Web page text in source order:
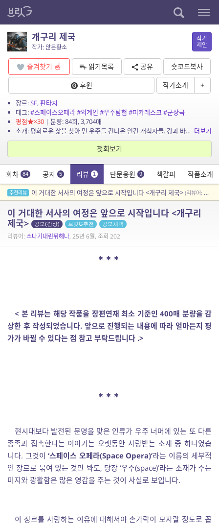
개구리 제국
작가: 앉은황소
작가
제안
즐겨찾기 읽기목록 공유
숏코드복사
후원
작가소개 +
장르:SF,판타지
태그:#스페이스오페라#외계인 #우주탐험 #피카레스크#군상극
평점
×30| 분량: 84회, 3,704매
소개: 평화로운 삶을 찾아 먼 우주를 건너온 인간 개척자들. 강과 바다를 삶의 터전으로 삼은 원시의 개구리 왕국. 증기와 철로 제국을 일으킨 또 다른 개구리 문명. 세 개의 운명이 아름다... 더보기
첫회보기
회차 84 공지 5 리뷰 1 단문응원 9 책갈피 작품소개
추천리뷰 이 거대한 서사의 여정은 앞으로 시작입니다 <개구리 제국> (리뷰어: 소나기내린뒤해나)
이 거대한 서사의 여정은 앞으로 시작입니다 <개구리
제국>
공모(감상) 브릿G추천 공모채택
리뷰어: 소나기내린뒤해나, 25년 6월, 조회 202
< 본 리뷰는 해당 작품을 장편연재 최소 기준인 400매 분량을 감
상한 후 작성되었습니다. 앞으로 진행되는 내용에 따라 얼마든지 평
가가 바뀔 수 있다는 점 참고 부탁드립니다 .>
현시대보다 발전된 문명을 맞은 인류가 우주 너머에 있는 또 다른
종족과 접촉한다는 이야기는 오랫동안 사랑받는 소재 중 하나였습
니다. 그것이 ‘스페이스 오페라(Space Opera)’라는 이름의 세부적
인 장르로 묶여 있는 것만 봐도, 당장 ‘우주(space)’라는 소재가 주는
미지와 광활함은 많은 영감을 주는 것이 사실로 보입니다.
이 장르를 사랑하는 이유에 대해서야 손가락이 모자랄 정도로 꼽